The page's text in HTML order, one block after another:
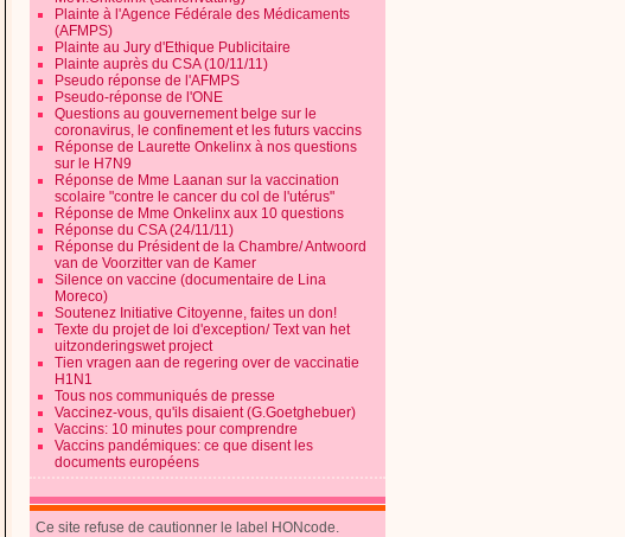
Plainte à l'Agence Fédérale des Médicaments
(AFMPS)
Plainte au Jury d'Ethique Publicitaire
Plainte auprès du CSA (10/11/11)
Pseudo réponse de l'AFMPS
Pseudo-réponse de l'ONE
Questions au gouvernement belge sur le
coronavirus, le confinement et les futurs vaccins
Réponse de Laurette Onkelinx à nos questions
sur le H7N9
Réponse de Mme Laanan sur la vaccination
scolaire "contre le cancer du col de l'utérus"
Réponse de Mme Onkelinx aux 10 questions
Réponse du CSA (24/11/11)
Réponse du Président de la Chambre/ Antwoord
van de Voorzitter van de Kamer
Silence on vaccine (documentaire de Lina
Moreco)
Soutenez Initiative Citoyenne, faites un don!
Texte du projet de loi d'exception/ Text van het
uitzonderingswet project
Tien vragen aan de regering over de vaccinatie
H1N1
Tous nos communiqués de presse
Vaccinez-vous, qu'ils disaient (G.Goetghebuer)
Vaccins: 10 minutes pour comprendre
Vaccins pandémiques: ce que disent les
documents européens
Ce site refuse de cautionner le label HONcode.